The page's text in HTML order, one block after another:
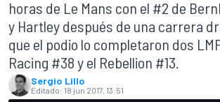
horas de Le Mans con el #2 de
y Hartley después de una carrera
que el podio lo completaron dos
Racing #38 y el Rebellion #13.
Sergio Lillo
Editado: 18 jun 2017, 13:51